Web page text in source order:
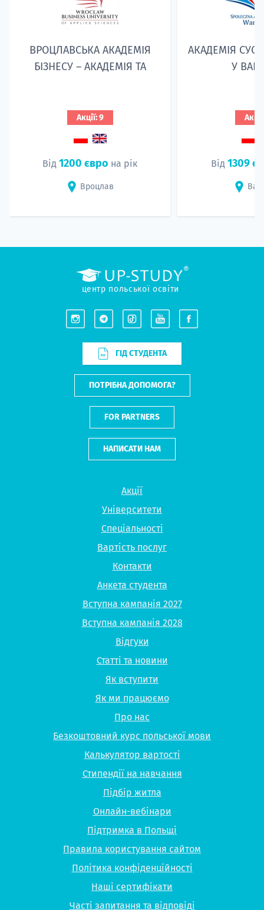
ВРОЦЛАВСЬКА АКАДЕМІЯ
БІЗНЕСУ – АКАДЕМІЯ TA
Акції: 9
Від 1200 євро на рік
Вроцлав
АКАДЕМІЯ
У
Від 1309
Акції
Університети
Спеціальності
Вартість послуг
Контакти
Анкета студента
Вступна кампанія 2027
Вступна кампанія 2028
Відгуки
Статті та новини
Як вступити
Як ми працюємо
Про нас
Безкоштовний курс польської мови
Калькулятор вартості
Стипендії на навчання
Підбір житла
Онлайн-вебінари
Підтримка в Польщі
Правила користування сайтом
Політика конфіденційності
Наші сертифікати
Часті запитання та відповіді
центр польської освіти
ГІД СТУДЕНТА
ПОТРІБНА ДОПОМОГА?
FOR PARTNERS
НАПИСАТИ НАМ